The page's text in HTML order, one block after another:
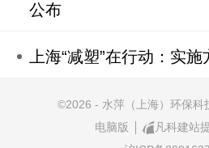
公布
上海“减塑”在行动：实施
©2026 - 水萍（上海）环保科
电脑版
凡科建站